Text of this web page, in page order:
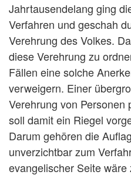
Jahrtausendelang ging
Verfahren und geschah
Verehrung des Volkes.
diese Verehrung zu
Fällen eine solche
verweigern. Einer
Verehrung von Personen
soll damit ein Riegel
Darum gehören die
unverzichtbar zum
evangelischer Seite